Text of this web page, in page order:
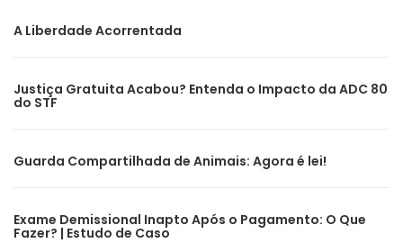
A Liberdade Acorrentada
Justiça Gratuita Acabou? Entenda o Impacto da ADC 80
do STF
Guarda Compartilhada de Animais: Agora é lei!
Exame Demissional Inapto Após o Pagamento: O Que
Fazer? | Estudo de Caso